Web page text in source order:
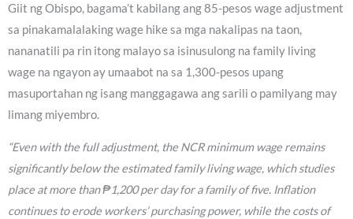
Giit ng Obispo, bagama’t kabilang ang 85-pesos wage adjustment
sa pinakamalalaking wage hike sa mga nakalipas na taon,
nananatili pa rin itong malayo sa isinusulong na family living
wage na ngayon ay umaabot na sa 1,300-pesos upang
masuportahan ng isang manggagawa ang sarili o pamilyang may
limang miyembro.
“Even with the full adjustment, the NCR minimum wage remains
significantly below the estimated family living wage, which studies
place at more than ₱1,200 per day for a family of five. Inflation
continues to erode workers’ purchasing power, while the costs of